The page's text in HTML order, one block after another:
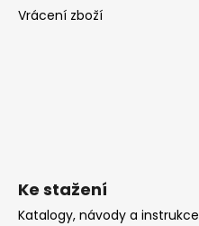
Vrácení zboží
Ke stažení
Katalogy, návody a instrukce